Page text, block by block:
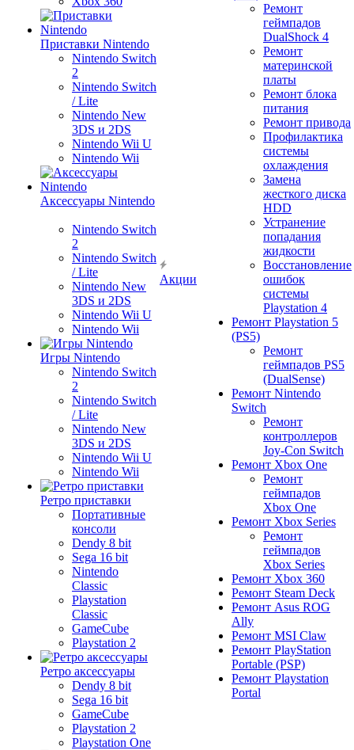
Приставки Nintendo
Nintendo Switch
2
Nintendo Switch
/ Lite
Nintendo New
3DS и 2DS
Nintendo Wii U
Nintendo Wii
Аксессуары Nintendo
Nintendo Switch
2
Nintendo Switch
/ Lite
Nintendo New
3DS и 2DS
Nintendo Wii U
Nintendo Wii
Игры Nintendo
Nintendo Switch
2
Nintendo Switch
/ Lite
Nintendo New
3DS и 2DS
Nintendo Wii U
Nintendo Wii
Ретро приставки
Портативные
консоли
Dendy 8 bit
Sega 16 bit
Nintendo
Classic
Playstation
Classic
GameCube
Playstation 2
Ретро аксессуары
Dendy 8 bit
Sega 16 bit
GameCube
Playstation 2
Playstation One
Акции
Ремонт
геймпадов
DualShock 4
Ремонт
материнской
платы
Ремонт блока
питания
Ремонт привода
Профилактика
системы
охлаждения
Замена
жесткого диска
HDD
Устранение
попадания
жидкости
Восстановление
ошибок
системы
Playstation 4
Ремонт Playstation 5
(PS5)
Ремонт
геймпадов PS5
(DualSense)
Ремонт Nintendo
Switch
Ремонт
контроллеров
Joy-Con Switch
Ремонт Xbox One
Ремонт
геймпадов
Xbox One
Ремонт Xbox Series
Ремонт
геймпадов
Xbox Series
Ремонт Xbox 360
Ремонт Steam Deck
Ремонт Asus ROG
Ally
Ремонт MSI Claw
Ремонт PlayStation
Portable (PSP)
Ремонт Playstation
Portal